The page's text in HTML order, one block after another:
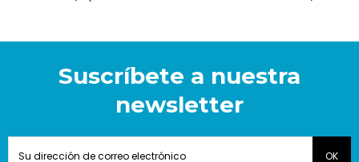
Suscríbete a nuestra
newsletter